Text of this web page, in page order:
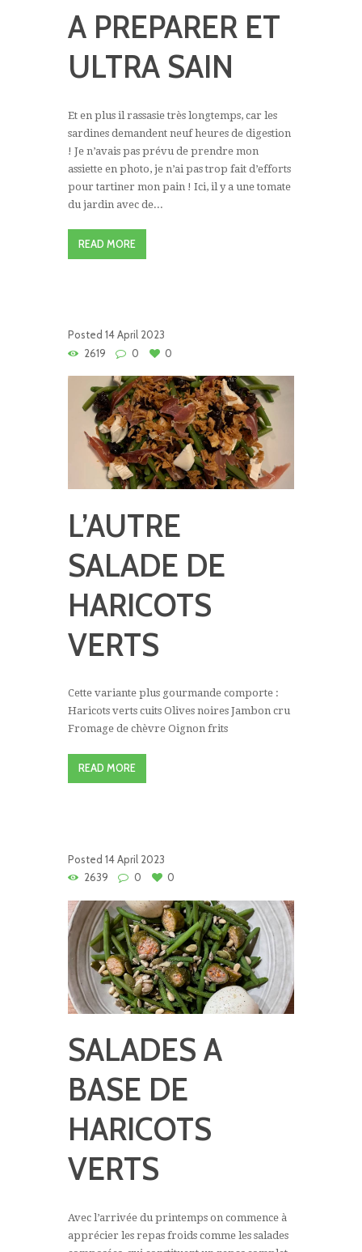
A PREPARER ET
ULTRA SAIN
Et en plus il rassasie très longtemps, car les
sardines demandent neuf heures de digestion
! Je n’avais pas prévu de prendre mon
assiette en photo, je n’ai pas trop fait d’efforts
pour tartiner mon pain ! Ici, il y a une tomate
du jardin avec de...
READ MORE
Posted 14 April 2023
2619
0 0
L’AUTRE
SALADE DE
HARICOTS
VERTS
Cette variante plus gourmande comporte :
Haricots verts cuits Olives noires Jambon cru
Fromage de chèvre Oignon frits
READ MORE
Posted 14 April 2023
2639
0 0
SALADES A
BASE DE
HARICOTS
VERTS
Avec l’arrivée du printemps on commence à
apprécier les repas froids comme les salades